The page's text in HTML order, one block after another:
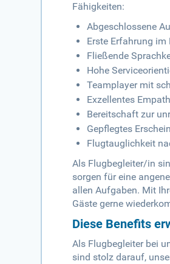
Fähigkeiten:
Abgeschlossene
Erste Erfahrung
Fließende
Hohe
Teamplayer mit
Exzellentes
Bereitschaft zur
Gepflegtes
Flugtauglichkeit
Als Flugbegleiter/in
sorgen für eine
allen Aufgaben. Mit
Gäste gerne
Diese Benefits
Als Flugbegleiter bei
sind stolz darauf,